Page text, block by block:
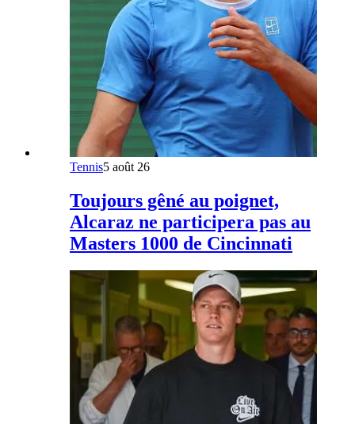
Tennis5 août 26
Toujours gêné au poignet,
Alcaraz ne participera pas au
Masters 1000 de Cincinnati